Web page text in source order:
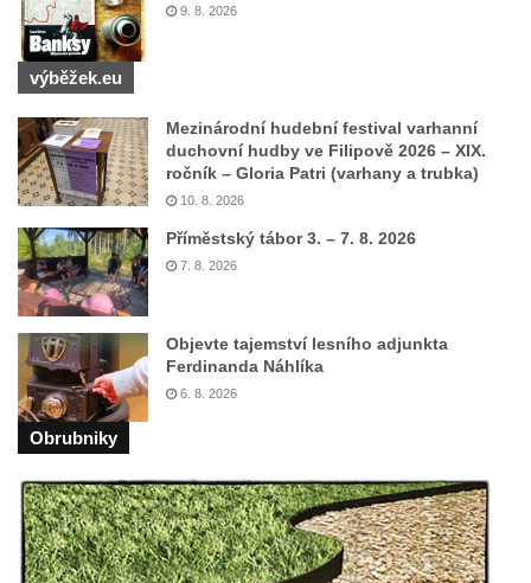
Herltův kříž u Mikova v Mikulášovicích
Kříž u Borských u domu čp. 859 v
Mikulášovicích
Kříž Ließnerových naproti Mikovu v
Mikulášovicích
Kříž u Mikulášovického potoka poblíž
Lissnerův kříž u domu čp. 39 v
Mikulášovicích
Hampelův kříž u bývalých kasáren v
Mikulášovicích
Marchnerův (Zelený) kříž naproti domu čp.
35 v Mikulášovicích
Schneiderův kříž před domem čp. 55 v
Mikulášovicích
Kříž na Kostelní stezce v Mikulášovicích
Maazův kříž na Kostelní stezce v
9. 8. 2026
výběžek.eu
Mezinárodní hudební festival varhanní
duchovní hudby ve Filipově 2026 – XIX.
ročník – Gloria Patri (varhany a trubka)
10. 8. 2026
Příměstský tábor 3. – 7. 8. 2026
7. 8. 2026
Objevte tajemství lesního adjunkta
Ferdinanda Náhlíka
6. 8. 2026
Obrubniky